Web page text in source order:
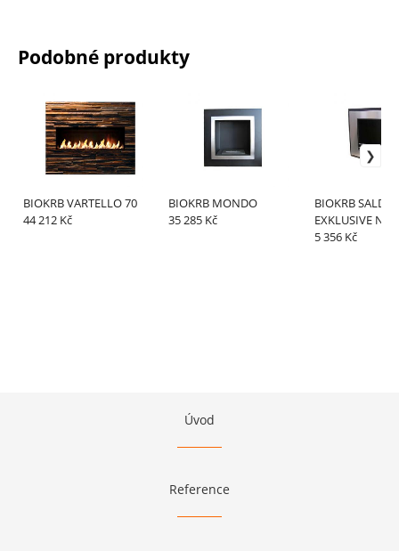
Podobné produkty
BIOKRB VARTELLO 70
44 212 Kč
BIOKRB MONDO
35 285 Kč
BIOKRB
EXKLUSIVE
5 356 Kč
Úvod
Reference